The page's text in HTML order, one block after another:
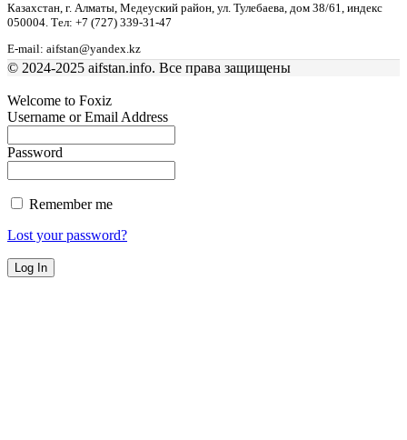
Казахстан, г. Алматы, Медеуский район, ул. Тулебаева, дом 38/61, индекс
050004. Тел: +7 (727) 339-31-47
E-mail: aifstan@yandex.kz
© 2024-2025 aifstan.info. Все права защищены
Welcome to Foxiz
Username or Email Address
Password
Remember me
Lost your password?